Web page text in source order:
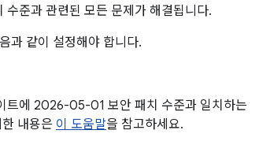
준과 관련된 모든 문제가 해결됩니다.
과 같이 설정해야 합니다.
트에 2026-05-01 보안 패치 수준과 일치하는
내용은 이 도움말을 참고하세요.